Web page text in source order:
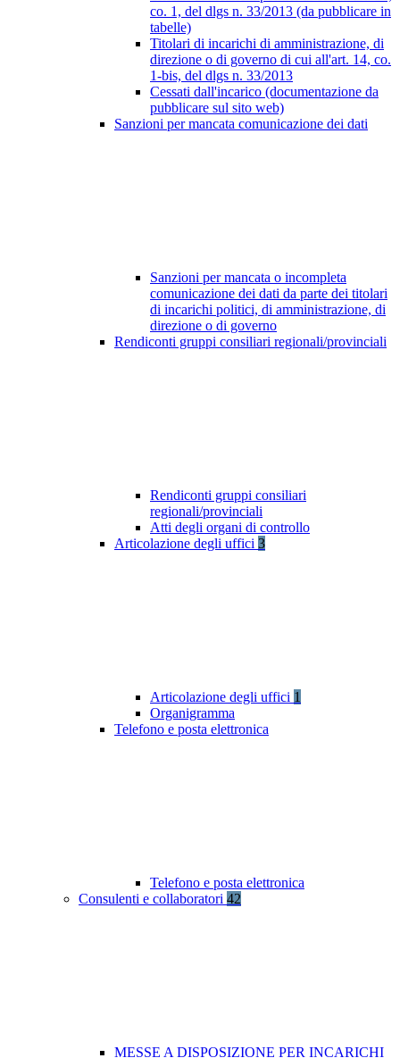
co. 1, del dlgs n. 33/2013 (da pubblicare in
tabelle)
Titolari di incarichi di amministrazione, di
direzione o di governo di cui all'art. 14, co.
1-bis, del dlgs n. 33/2013
Cessati dall'incarico (documentazione da
pubblicare sul sito web)
Sanzioni per mancata comunicazione dei dati
Sanzioni per mancata o incompleta
comunicazione dei dati da parte dei titolari
di incarichi politici, di amministrazione, di
direzione o di governo
Rendiconti gruppi consiliari regionali/provinciali
Rendiconti gruppi consiliari
regionali/provinciali
Atti degli organi di controllo
Articolazione degli uffici 3
Articolazione degli uffici 1
Organigramma
Telefono e posta elettronica
Telefono e posta elettronica
Consulenti e collaboratori 42
MESSE A DISPOSIZIONE PER INCARICHI